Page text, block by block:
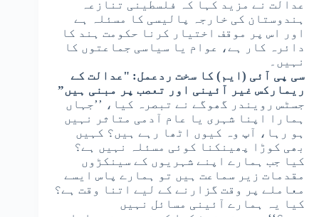
عدالت نے مزید کہا کہ فلسطینی تنازعہ
ہندوستان کی خارجہ پالیسی کا مسئلہ ہے
اور اس پر موقف اختیار کرنا حکومت ہند کا
دائرہ کار ہے، عوام یا سیاسی جماعتوں کا
نہیں۔
سی پی آئی (ایم) کا سخت ردعمل: "عدالت کے
ریمارکس غیر آئینی اور تعصب پر مبنی ہیں”
جسٹس رویندر گھوگے نے تبصرہ کیا، ’’جہاں
ہمارا اپنا شہری یا عام آدمی متاثر نہیں
ہو رہا، آپ وہ کیوں اٹھا رہے ہیں؟ کہیں
بھی کوڑا پھینکنا کوئی مسئلہ نہیں ہے؟
کیا جب ہمارے اپنے شہریوں کے سینکڑوں
مقدمات زیر سماعت ہیں تو ہمارے پاس ایسے
معاملے پر وقت گزارنے کے لیے اتنا وقت ہے؟
کیا یہ ہمارے آئینی مسائل نہیں